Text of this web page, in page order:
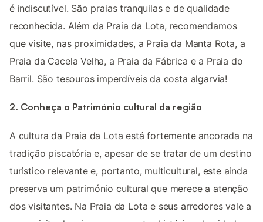
é indiscutível. São praias tranquilas e de qualidade
reconhecida. Além da Praia da Lota, recomendamos
que visite, nas proximidades, a Praia da Manta Rota, a
Praia da Cacela Velha, a Praia da Fábrica e a Praia do
Barril. São tesouros imperdíveis da costa algarvia!
2. Conheça o Património cultural da região
A cultura da Praia da Lota está fortemente ancorada na
tradição piscatória e, apesar de se tratar de um destino
turístico relevante e, portanto, multicultural, este ainda
preserva um património cultural que merece a atenção
dos visitantes. Na Praia da Lota e seus arredores vale a